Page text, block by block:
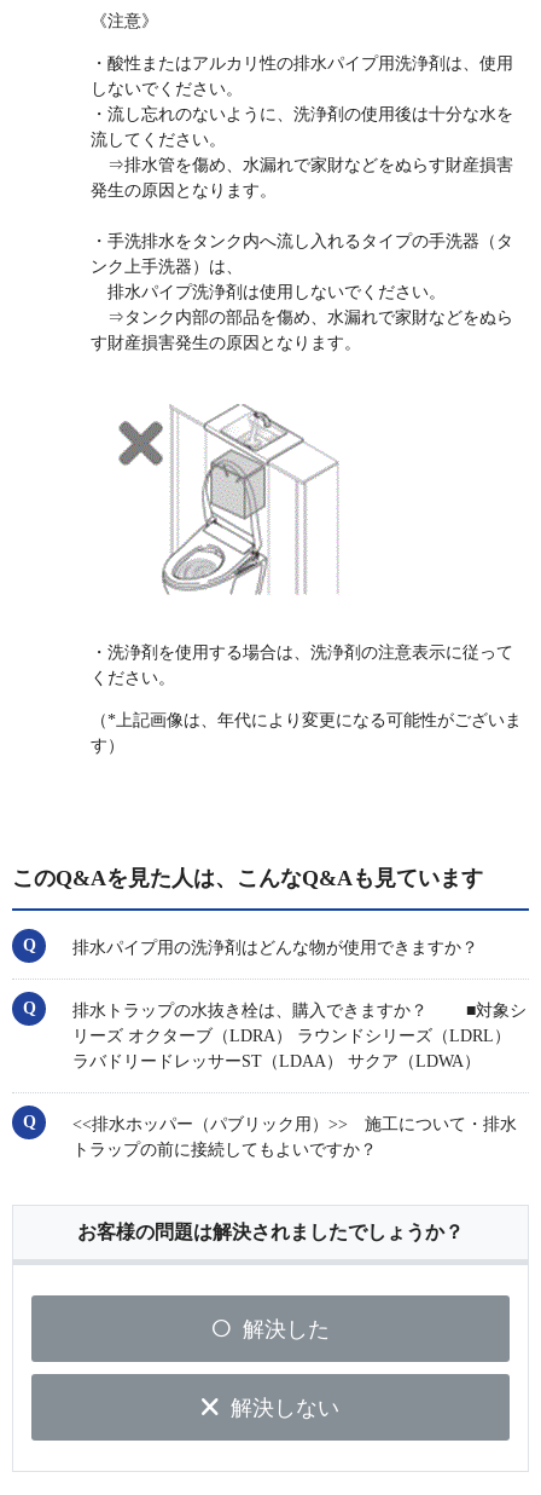
《注意》
・酸性またはアルカリ性の排水パイプ用洗浄剤は、使用
しないでください。
・流し忘れのないように、洗浄剤の使用後は十分な水を
流してください。
⇒排水管を傷め、水漏れで家財などをぬらす財産損害
発生の原因となります。
・手洗排水をタンク内へ流し入れるタイプの手洗器（タ
ンク上手洗器）は、
排水パイプ洗浄剤は使用しないでください。
⇒タンク内部の部品を傷め、水漏れで家財などをぬら
す財産損害発生の原因となります。
・洗浄剤を使用する場合は、洗浄剤の注意表示に従って
ください。
（*上記画像は、年代により変更になる可能性がございま
す）
このQ&Aを見た人は、こんなQ&Aも見ています
排水パイプ用の洗浄剤はどんな物が使用できますか？
排水トラップの水抜き栓は、購入できますか？ ■対象シ
リーズ オクターブ（LDRA） ラウンドシリーズ（LDRL）
ラバドリードレッサーST（LDAA） サクア（LDWA）
<<排水ホッパー（パブリック用）>> 施工について・排水
トラップの前に接続してもよいですか？
お客様の問題は解決されましたでしょうか？
解決した
解決しない